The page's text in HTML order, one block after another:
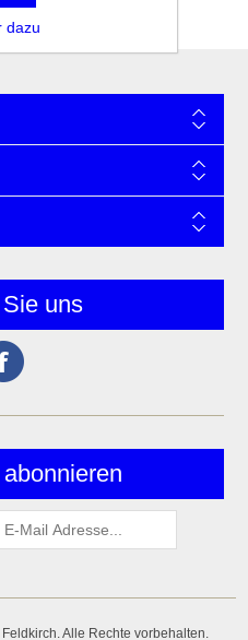
uns
Alle Rechte vorbehalten.
dazu